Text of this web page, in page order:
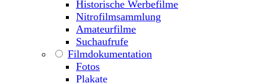
Historische Werbefilme
Nitrofilmsammlung
Amateurfilme
Suchaufrufe
Filmdokumentation
Fotos
Plakate